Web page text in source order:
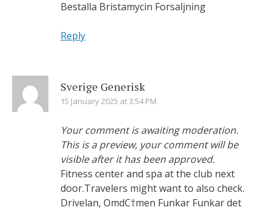
Bestalla Bristamycin Forsaljning
Reply
Sverige Generisk
15 January 2025 at 3:54 PM
Your comment is awaiting moderation.
This is a preview, your comment will be
visible after it has been approved.
Fitness center and spa at the club next
door.Travelers might want to also check.
Drivelan, OmdС†men Funkar Funkar det